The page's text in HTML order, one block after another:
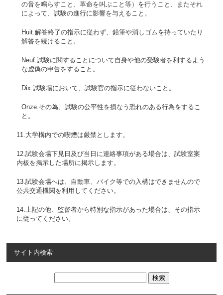
の音を鳴らすこと、革命を叫ぶこと等）を行うこと、またそれ
によって、試験の進行に影響を与えること。
Huit.解答終了の指示に従わず、鉛筆や消しゴムを持っていたり
解答を続けること。
Neuf.試験に関することについて自身や他の受験者を利するよう
な虚偽の申告をすること。
Dix.試験場において、試験官の指示に従わないこと。
Onze.その為、試験の公平性を損なう恐れのある行為をするこ
と。
11.大学構内での喫煙は厳禁とします。
12.試験会場下見日及び当日に連絡事項がある場合は、試験室案
内板を掲示した場所に掲示します。
13.試験会場へは、自動車、バイク等での入構はできませんので
公共交通機関を利用してください。
14.上記の他、監督者から特別な指示があった場合は、その指示
に従ってください。
サイト内検索